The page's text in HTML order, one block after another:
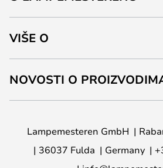
VIŠE O
NOVOSTI O
Lampemesteren GmbH
36037 Fulda
Germany